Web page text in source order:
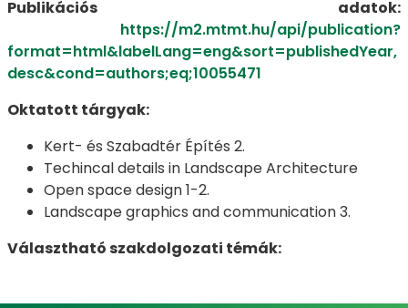
Publikációs adatok:
https://m2.mtmt.hu/api/publication?
format=html&labelLang=eng&sort=publishedYear,
desc&cond=authors;eq;10055471
Oktatott tárgyak:
Kert- és Szabadtér Építés 2.
Techincal details in Landscape Architecture
Open space design 1-2.
Landscape graphics and communication 3.
Választható szakdolgozati témák: